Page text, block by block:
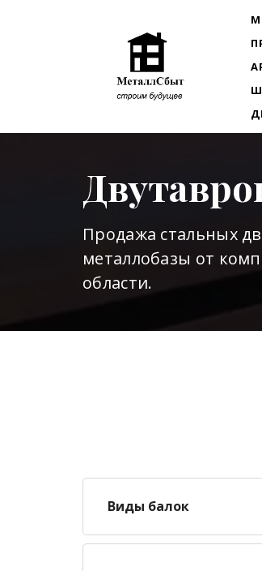
Продажа стальных
металлобазы от
области.
Виды балок